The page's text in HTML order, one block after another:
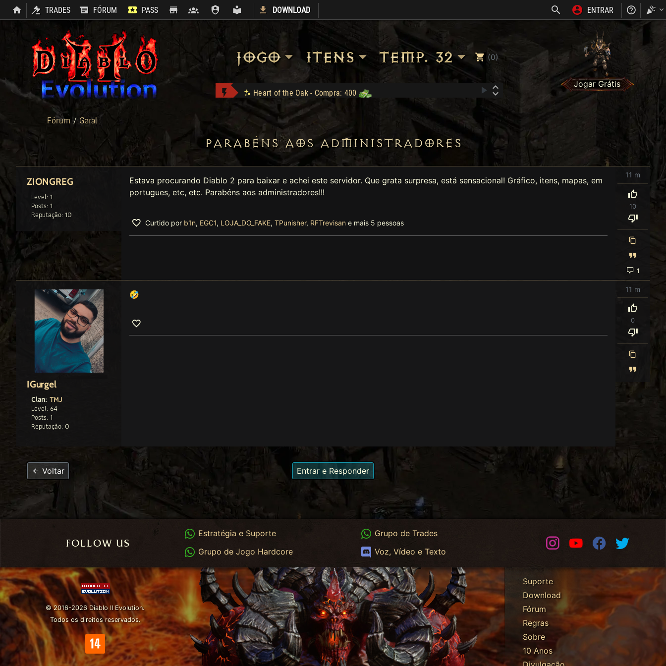
TRADES FÓRUM PASS SHOP CLANS ARMORY LIBRARY DOWNLOAD ENTRAR
JOGO ITENS TEMP. 32 (0)
Heart of the Oak - Compra: 400
Apolomito conquistou Vice Baal Speed!
mattar10 conquistou Dark Wanderer!
Jah Stack - Compra: 330
EGC1 conquistou Dark Wanderer!
Headhunter - Compra: 120
Shop: "Hire do Ato 5."
Jogar Grátis
Fórum/ Geral
PARABÉNS AOS ADMINISTRADORES
ZIONGREG
Level: 1
Posts: 1
Reputação: 10
Estava procurando Diablo 2 para baixar e achei este servidor. Que grata surpresa, está sensacional! Gráfico, itens, mapas, em
portugues, etc, etc. Parabéns aos administradores!!!
Curtido por b1n, EGC1, LOJA_DO_FAKE,TPunisher, RFTrevisan e mais 5 pessoas
11 m
10
1
IGurgel
Clan: TMJ
Level: 64
Posts: 1
Reputação: 0
🤣
11 m
0
Voltar Entrar e Responder
FOLLOW US
WhatsApp
Estratégia e Suporte WhatsApp Trades
Grupo de Trades
WhatsApp HC
Grupo de Jogo Hardcore Discord
Voz, Vídeo e Texto
InstagramYoutubeFacebook
© 2016-2026 Diablo II Evolution.
Todos os direitos reservados.
Suporte
Download
Fórum
Regras
Sobre
10 Anos